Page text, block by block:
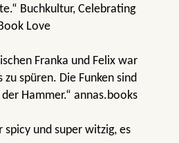
Buchkultur, Celebrating
Love
Franka und Felix war
zu spüren. Die Funken sind
Hammer.“ annas.books
spicy und super witzig, es